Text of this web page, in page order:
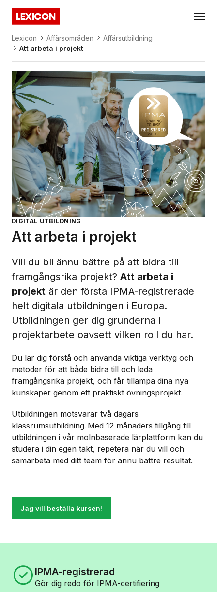
Gå direkt till huvudinnehållet
Lexicon
Lexicon Affärsområden
Affärsutbildning
Att arbeta i projekt
DIGITAL UTBILDNING
Att arbeta i projekt
Vill du bli ännu bättre på att bidra till
framgångsrika projekt? Att arbeta i
projekt är den första IPMA-registrerade
helt digitala utbildningen i Europa.
Utbildningen ger dig grunderna i
projektarbete oavsett vilken roll du har.
Du lär dig förstå och använda viktiga verktyg och
metoder för att både bidra till och leda
framgångsrika projekt, och får tillämpa dina nya
kunskaper genom ett praktiskt övningsprojekt.
Utbildningen motsvarar två dagars
klassrumsutbildning. Med 12 månaders tillgång till
utbildningen i vår molnbaserade lärplattform kan du
studera i din egen takt, repetera när du vill och
samarbeta med ditt team för ännu bättre resultat.
Jag vill beställa kursen!
IPMA-registrerad
Gör dig redo för IPMA-certifiering